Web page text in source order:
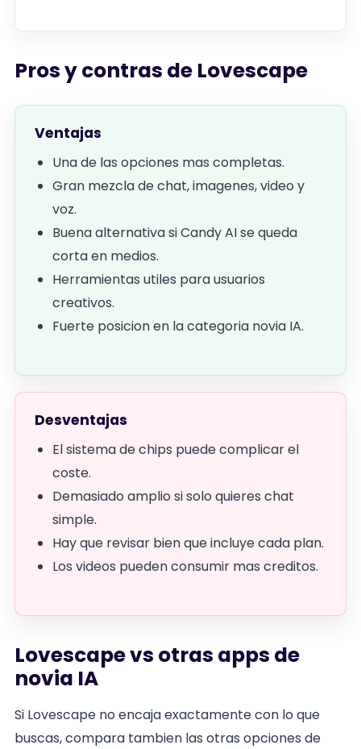
Pros y contras de Lovescape
Ventajas
Una de las opciones mas completas.
Gran mezcla de chat, imagenes, video y
voz.
Buena alternativa si Candy AI se queda
corta en medios.
Herramientas utiles para usuarios
creativos.
Fuerte posicion en la categoria novia IA.
Desventajas
El sistema de chips puede complicar el
coste.
Demasiado amplio si solo quieres chat
simple.
Hay que revisar bien que incluye cada plan.
Los videos pueden consumir mas creditos.
Lovescape vs otras apps de
novia IA
Si Lovescape no encaja exactamente con lo que
buscas, compara tambien las otras opciones de